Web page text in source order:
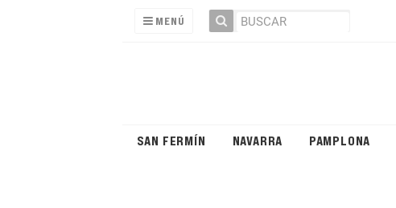
MENÚ
SAN FERMÍN NAVARRA PAMPLONA